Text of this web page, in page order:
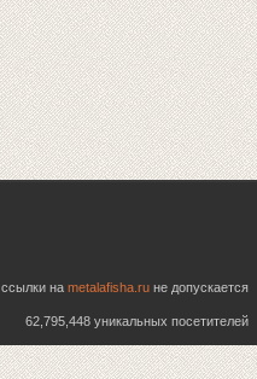
на metalafisha.ru не допускается
62,795,448 уникальных посетителей